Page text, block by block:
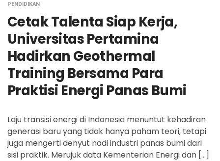
PENDIDIKAN
Cetak Talenta Siap Kerja,
Universitas Pertamina
Hadirkan Geothermal
Training Bersama Para
Praktisi Energi Panas Bumi
Laju transisi energi di Indonesia menuntut kehadiran
generasi baru yang tidak hanya paham teori, tetapi
juga mengerti denyut nadi industri panas bumi dari
sisi praktik. Merujuk data Kementerian Energi dan […]